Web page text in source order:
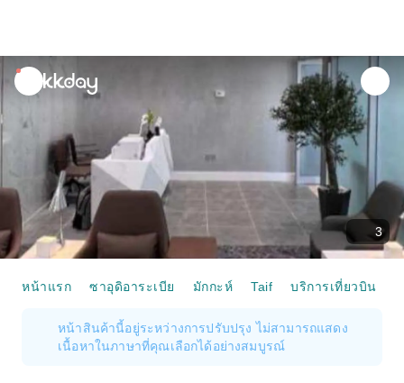
unread
notifications
3
หน้าแรก ซาอุดิอาระเบีย มักกะห์ Taif บริการเที่ยวบิน
หน้าสินค้านี้อยู่ระหว่างการปรับปรุง ไม่สามารถแสดง
เนื้อหาในภาษาที่คุณเลือกได้อย่างสมบูรณ์